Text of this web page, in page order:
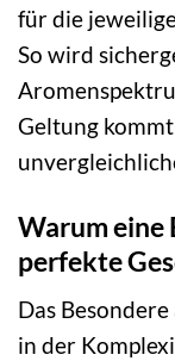
für die
So wird
Geltung
Warum eine
perfekte
Das
in der